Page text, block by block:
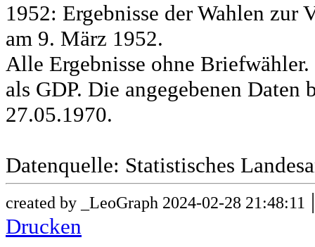
1952: Ergebnisse der Wahlen zur
am 9. März 1952.
Alle Ergebnisse ohne
als GDP. Die angegebenen
27.05.1970.
Datenquelle: Statistisches
created by _LeoGraph 2024-02-28 21:48:11
Drucken